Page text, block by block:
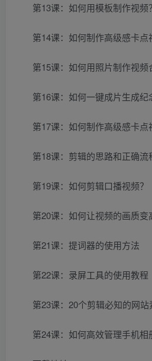
第13课：如何用模板制作视频？
第14课：如何制作高级感卡点
第15课：如何用照片制作视频
第16课：如何一键成片生成纪
第17课：如何制作高级感卡点
第18课：剪辑的思路和正确流
第19课：如何剪辑口播视频？
第20课：如何让视频的画质变
第21课：提词器的使用方法
第22课：录屏工具的使用教程
第23课：20个剪辑必知的网
第24课：如何高效管理手机相